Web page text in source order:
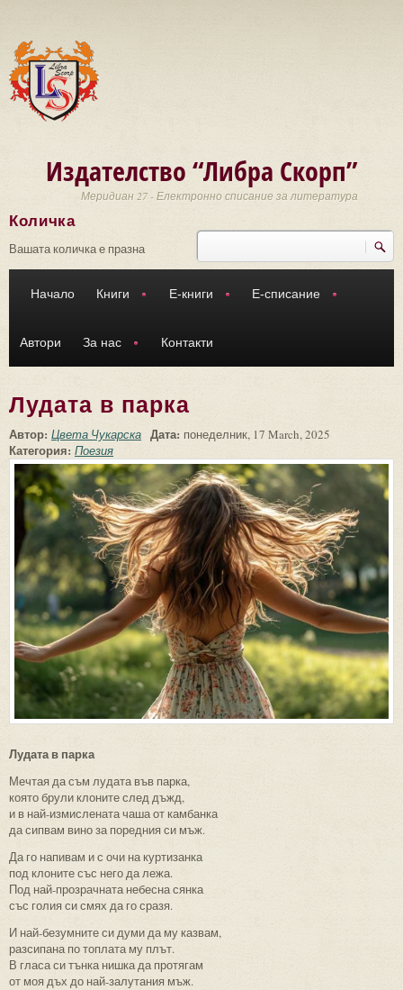
Издателство “Либра Скорп”
Меридиан 27 - Електронно списание за литература
Търси
Количка
Вашата количка е празна
Начало Книги Е-книги Е-списание
Автори За нас Контакти
Лудата в парка
Автор: Цвета Чукарска Дата: понеделник, 17 March, 2025
Категория: Поезия
Лудата в парка
Мечтая да съм лудата във парка,
която брули клоните след дъжд,
и в най-измислената чаша от камбанка
да сипвам вино за поредния си мъж.
Да го напивам и с очи на куртизанка
под клоните със него да лежа.
Под най-прозрачната небесна сянка
със голия си смях да го сразя.
И най-безумните си думи да му казвам,
разсипана по топлата му плът.
В гласа си тънка нишка да протягам
от моя дъх до най-залутания мъж.